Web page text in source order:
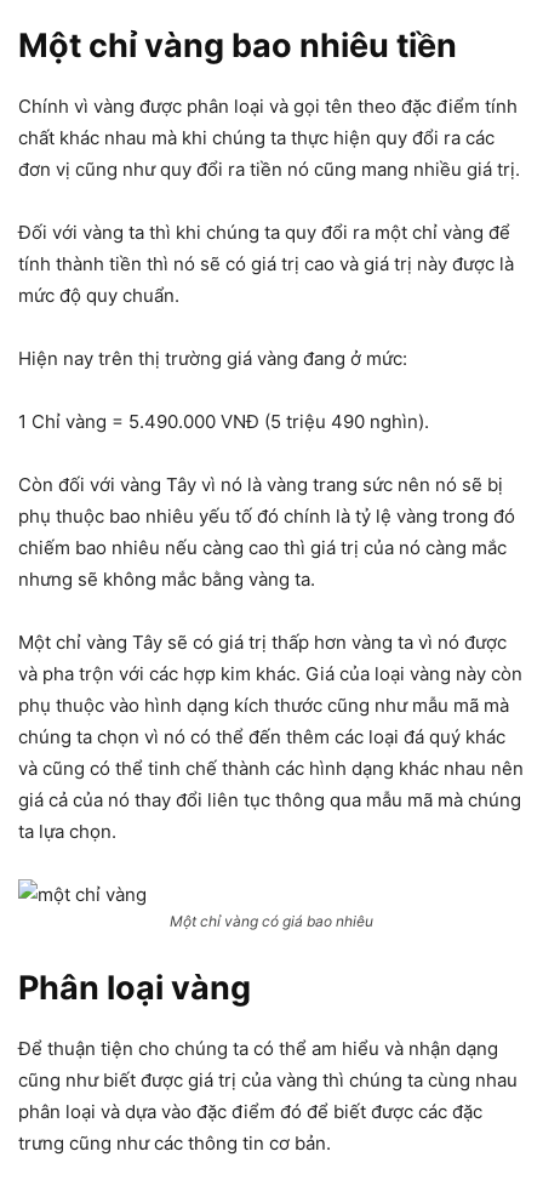
Một chỉ vàng bao nhiêu tiền
Chính vì vàng được phân loại và gọi tên theo đặc điểm tính
chất khác nhau mà khi chúng ta thực hiện quy đổi ra các
đơn vị cũng như quy đổi ra tiền nó cũng mang nhiều giá trị.
Đối với vàng ta thì khi chúng ta quy đổi ra một chỉ vàng để
tính thành tiền thì nó sẽ có giá trị cao và giá trị này được là
mức độ quy chuẩn.
Hiện nay trên thị trường giá vàng đang ở mức:
1 Chỉ vàng = 5.490.000 VNĐ (5 triệu 490 nghìn).
Còn đối với vàng Tây vì nó là vàng trang sức nên nó sẽ bị
phụ thuộc bao nhiêu yếu tố đó chính là tỷ lệ vàng trong đó
chiếm bao nhiêu nếu càng cao thì giá trị của nó càng mắc
nhưng sẽ không mắc bằng vàng ta.
Một chỉ vàng Tây sẽ có giá trị thấp hơn vàng ta vì nó được
và pha trộn với các hợp kim khác. Giá của loại vàng này còn
phụ thuộc vào hình dạng kích thước cũng như mẫu mã mà
chúng ta chọn vì nó có thể đến thêm các loại đá quý khác
và cũng có thể tinh chế thành các hình dạng khác nhau nên
giá cả của nó thay đổi liên tục thông qua mẫu mã mà chúng
ta lựa chọn.
Một chỉ vàng có giá bao nhiêu
Phân loại vàng
Để thuận tiện cho chúng ta có thể am hiểu và nhận dạng
cũng như biết được giá trị của vàng thì chúng ta cùng nhau
phân loại và dựa vào đặc điểm đó để biết được các đặc
trưng cũng như các thông tin cơ bản.